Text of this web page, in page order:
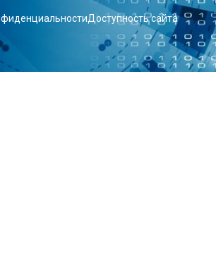
Доступность сайта